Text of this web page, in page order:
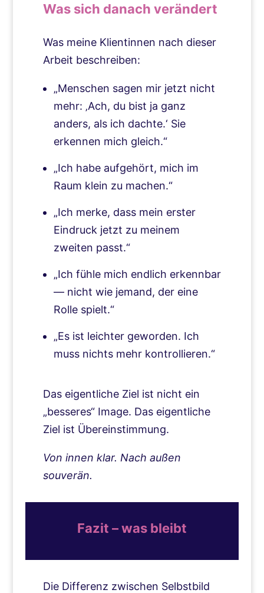
Was sich danach verändert
Was meine Klientinnen nach dieser
Arbeit beschreiben:
„Menschen sagen mir jetzt nicht
mehr: ‚Ach, du bist ja ganz
anders, als ich dachte.‘ Sie
erkennen mich gleich.“
„Ich habe aufgehört, mich im
Raum klein zu machen.“
„Ich merke, dass mein erster
Eindruck jetzt zu meinem
zweiten passt.“
„Ich fühle mich endlich erkennbar
— nicht wie jemand, der eine
Rolle spielt.“
„Es ist leichter geworden. Ich
muss nichts mehr kontrollieren.“
Das eigentliche Ziel ist nicht ein
„besseres“ Image. Das eigentliche
Ziel ist Übereinstimmung.
Von innen klar. Nach außen
souverän.
Fazit – was bleibt
Die Differenz zwischen Selbstbild